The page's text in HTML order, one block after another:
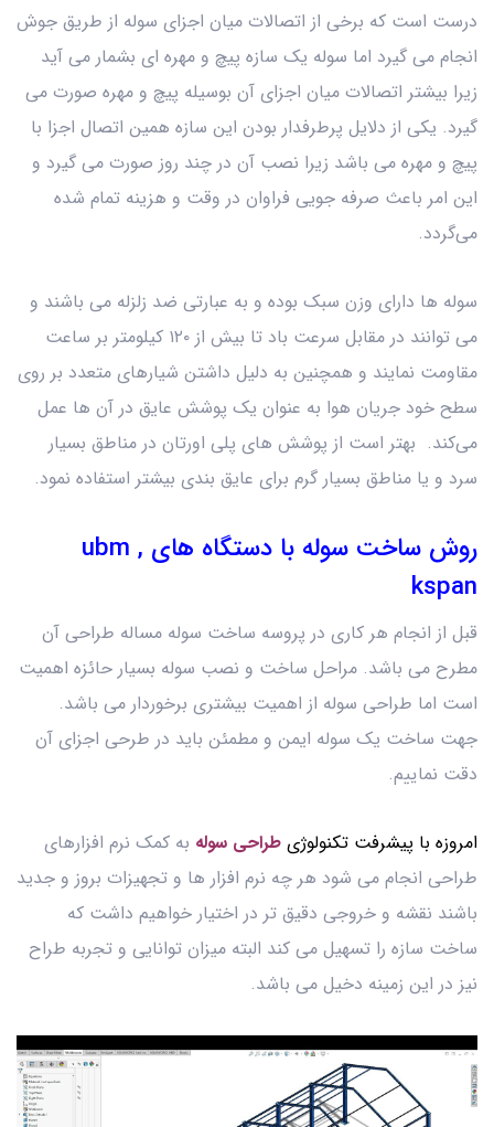
درست است که برخی از اتصالات میان اجزای سوله از طریق جوش
انجام می گیرد اما سوله یک سازه پیچ و مهره ای بشمار می آید
زیرا بیشتر اتصالات میان اجزای آن بوسیله پیچ و مهره صورت می
گیرد. یکی از دلایل پرطرفدار بودن این سازه همین اتصال اجزا با
پیچ و مهره می باشد زیرا نصب آن در چند روز صورت می گیرد و
این امر باعث صرفه جویی فراوان در وقت و هزینه تمام شده
می‌گردد.
سوله ها دارای وزن سبک بوده و به عبارتی ضد زلزله می باشند و
می توانند در مقابل سرعت باد تا بیش از ۱۲۰ کیلومتر بر ساعت
مقاومت نمایند و همچنین به دلیل داشتن شیارهای متعدد بر روی
سطح خود جریان هوا به عنوان یک پوشش عایق در آن‌ ها عمل
می‌کند. بهتر است از پوشش‌ های پلی اورتان در مناطق بسیار
سرد و یا مناطق بسیار گرم برای عایق بندی بیشتر استفاده نمود.
روش ساخت سوله‌ با دستگاه های ubm ,
kspan
قبل از انجام هر کاری در پروسه ساخت سوله مساله طراحی آن
مطرح می باشد. مراحل ساخت و نصب سوله بسیار حائزه اهمیت
است اما طراحی سوله از اهمیت بیشتری برخوردار می باشد.
جهت ساخت یک سوله ایمن و مطمئن باید در طرحی اجزای آن
دقت نماییم.
امروزه با پیشرفت تکنولوژی طراحی سوله به کمک نرم افزارهای
طراحی انجام می شود هر چه نرم افزار ها و تجهیزات بروز و جدید
باشند نقشه و خروجی دقیق تر در اختیار خواهیم داشت که
ساخت سازه را تسهیل می کند البته میزان توانایی و تجربه طراح
نیز در این زمینه دخیل می باشد.